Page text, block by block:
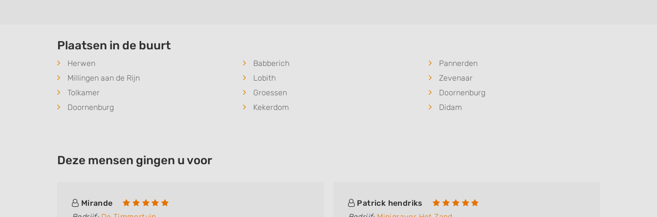
Plaatsen in de buurt
Herwen Babberich
Pannerden
Millingen aan de Rijn
Lobith
Zevenaar
Tolkamer
Groessen
Doornenburg
Doornenburg
Kekerdom Didam
Deze mensen gingen u voor
Mirande
Patrick hendriks